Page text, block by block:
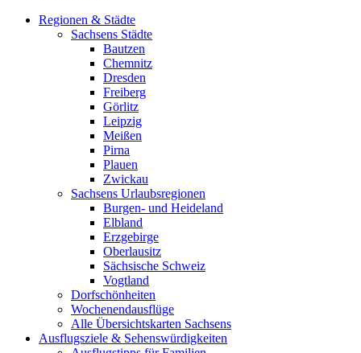
Regionen & Städte
Sachsens Städte
Bautzen
Chemnitz
Dresden
Freiberg
Görlitz
Leipzig
Meißen
Pirna
Plauen
Zwickau
Sachsens Urlaubsregionen
Burgen- und Heideland
Elbland
Erzgebirge
Oberlausitz
Sächsische Schweiz
Vogtland
Dorfschönheiten
Wochenendausflüge
Alle Übersichtskarten Sachsens
Ausflugsziele & Sehenswürdigkeiten